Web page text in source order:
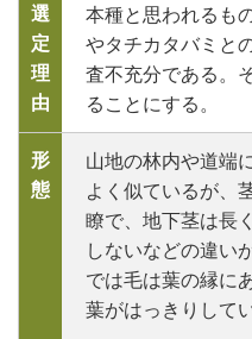
選
定
理
由
本種と思われるも
やタチカタバミと
査不充分である。
ることにする。
形
態
山地の林内や道端
よく似ているが、
瞭で、地下茎は長
しないなどの違い
では毛は葉の縁に
葉がはっきりして